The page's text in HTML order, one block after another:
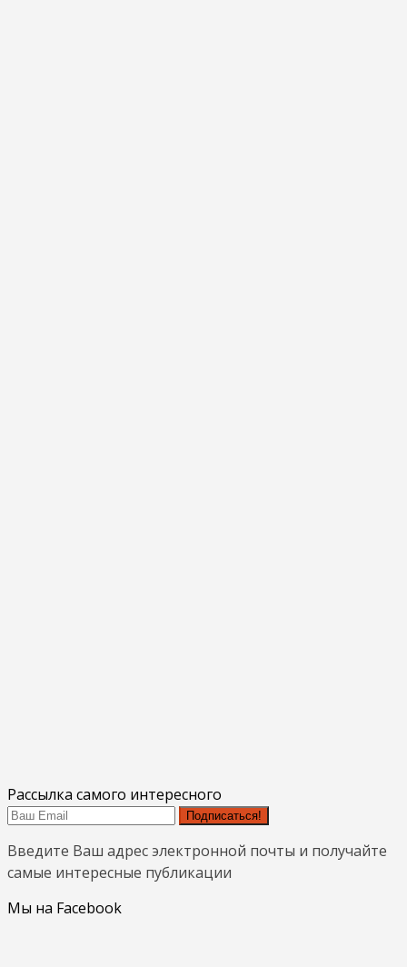
Рассылка самого интересного
Подписаться!
Введите Ваш адрес электронной почты и получайте
самые интересные публикации
Мы на Facebook